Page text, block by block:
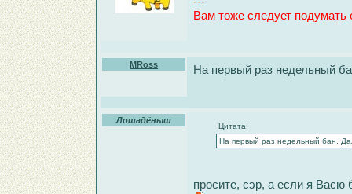
Вам тоже следует
MRoss На первый раз недельный
Лошадёныш
Цитата:
На первый раз недельный бан.
просите, сэр, а если я Васю